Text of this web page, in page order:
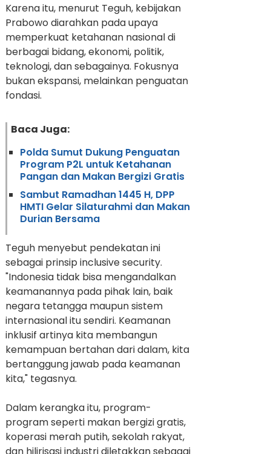
Karena itu, menurut Teguh, kebijakan
Prabowo diarahkan pada upaya
memperkuat ketahanan nasional di
berbagai bidang, ekonomi, politik,
teknologi, dan sebagainya. Fokusnya
bukan ekspansi, melainkan penguatan
fondasi.
Baca Juga:
Polda Sumut Dukung Penguatan
Program P2L untuk Ketahanan
Pangan dan Makan Bergizi Gratis
Sambut Ramadhan 1445 H, DPP
HMTI Gelar Silaturahmi dan Makan
Durian Bersama
Teguh menyebut pendekatan ini
sebagai prinsip inclusive security.
"Indonesia tidak bisa mengandalkan
keamanannya pada pihak lain, baik
negara tetangga maupun sistem
internasional itu sendiri. Keamanan
inklusif artinya kita membangun
kemampuan bertahan dari dalam, kita
bertanggung jawab pada keamanan
kita," tegasnya.
Dalam kerangka itu, program-
program seperti makan bergizi gratis,
koperasi merah putih, sekolah rakyat,
dan hilirisasi industri diletakkan sebagai